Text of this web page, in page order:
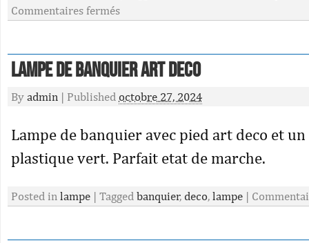
Commentaires fermés
Lampe de banquier art deco
By admin | Published octobre 27, 2024
Lampe de banquier avec pied art deco et
plastique vert. Parfait etat de marche.
Posted in lampe | Tagged banquier, deco, lampe |